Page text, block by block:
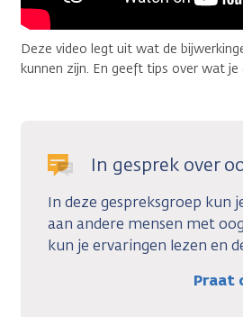
Deze video legt uit wat de
kunnen zijn. En geeft tips over wat
In gesprek over
In deze gespreksgroep kun
aan andere mensen met
kun je ervaringen lezen en
Praat